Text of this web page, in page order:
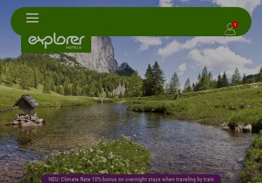
1
NEU: Climate Rate 10% bonus on overnight stays when traveling by train